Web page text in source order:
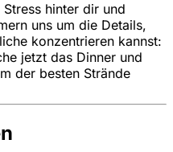
hinter dir und
uns um die Details,
konzentrieren kannst:
jetzt das Dinner und
der besten Strände